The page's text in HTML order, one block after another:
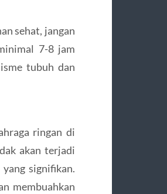
sehat, jangan
7-8 jam
tubuh dan
ringan di
akan terjadi
signifikan.
membuahkan